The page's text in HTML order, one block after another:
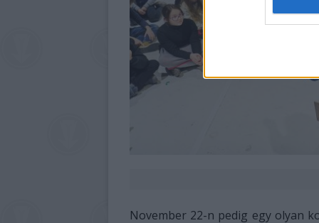
November 22-n pedig egy olyan